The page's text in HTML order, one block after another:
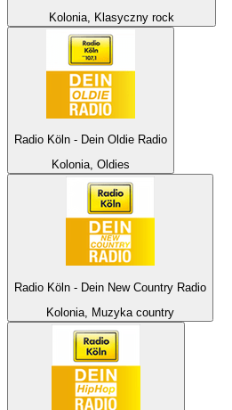
Kolonia, Klasyczny rock
Radio Köln - Dein Oldie Radio
Kolonia, Oldies
Radio Köln - Dein New Country Radio
Kolonia, Muzyka country